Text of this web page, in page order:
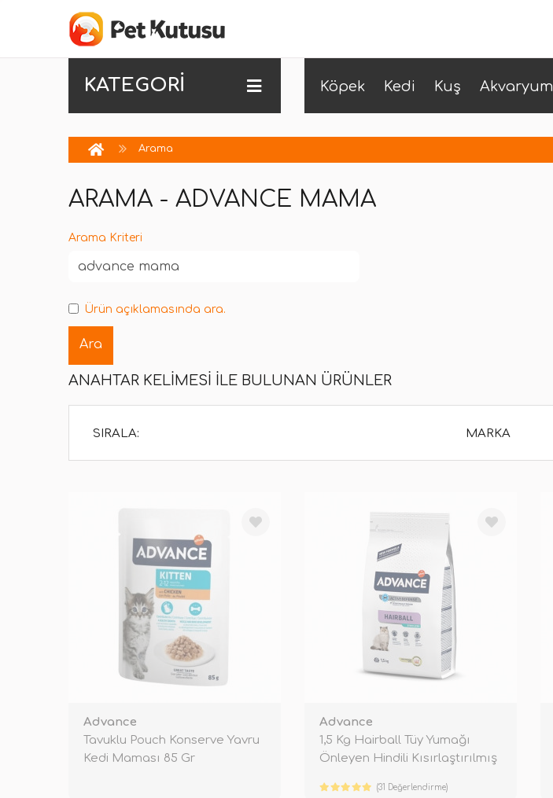
KATEGORİ Köpek Kedi Kuş Akvaryum
Arama
ARAMA - ADVANCE MAMA
Arama Kriteri
Ürün açıklamasında ara.
ANAHTAR KELIMESI ILE BULUNAN ÜRÜNLER
SIRALA: MARKA
Advance
Tavuklu Pouch Konserve Yavru
Kedi Maması 85 Gr
Advance
1,5 Kg Hairball Tüy Yumağı
Önleyen Hindili Kısırlaştırılmış
(31 Değerlendirme)